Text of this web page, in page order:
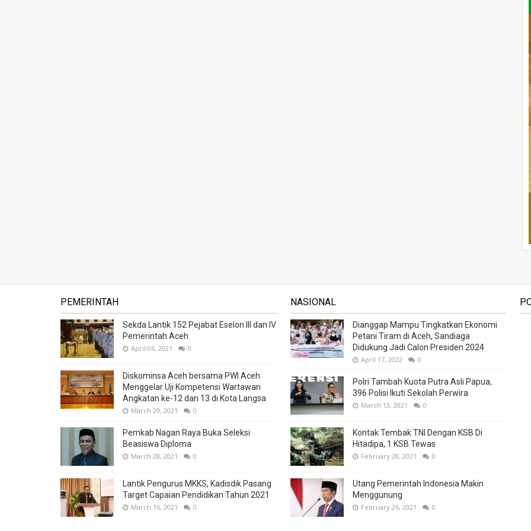
PEMERINTAH
Sekda Lantik 152 Pejabat Eselon III dan IV
Pemerintah Aceh
April 06, 2021 0
Diskominsa Aceh bersama PWI Aceh
Menggelar Uji Kompetensi Wartawan
Angkatan ke-12 dan 13 di Kota Langsa
March 29, 2021 0
Pemkab Nagan Raya Buka Seleksi
Beasiswa Diploma
March 28, 2021 0
Lantik Pengurus MKKS, Kadisdik Pasang
Target Capaian Pendidikan Tahun 2021
March 16, 2021 0
NASIONAL
Dianggap Mampu Tingkatkan Ekonomi
Petani Tiram di Aceh, Sandiaga
Didukung Jadi Calon Presiden 2024
April 17, 2022 0
Polri Tambah Kuota Putra Asli Papua,
396 Polisi Ikuti Sekolah Perwira
March 13, 2021 0
Kontak Tembak TNI Dengan KSB Di
Hitadipa, 1 KSB Tewas
February 28, 2021 0
Utang Pemerintah Indonesia Makin
Menggunung
February 26, 2021 0